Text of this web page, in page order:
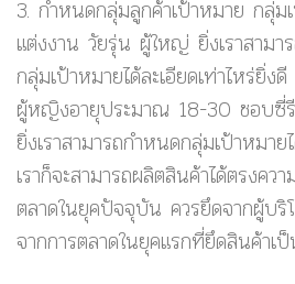
3. กำหนดกลุ่มลูกค้าเป้าหมาย กลุ่ม
แต่งงาน วัยรุ่น ผู้ใหญ่ ยิ่งเราสามา
กลุ่มเป้าหมายได้ละเอียดเท่าไหร่ยิ่
ผู้หญิงอายุประมาณ 18-30 ชอบซี่
ยิ่งเราสามารถกำหนดกลุ่มเป้าหมาย
เราก็จะสามารถผลิตสินค้าได้ตรงคว
ตลาดในยุคปัจจุบัน ควรยึดจากผู้บริ
จากการตลาดในยุคแรกที่ยึดสินค้าเ